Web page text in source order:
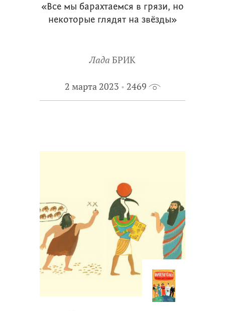
«Все мы барахтаемся в грязи, но
некоторые глядят на звёзды»
Лада БРИК
2 марта 2023 2469